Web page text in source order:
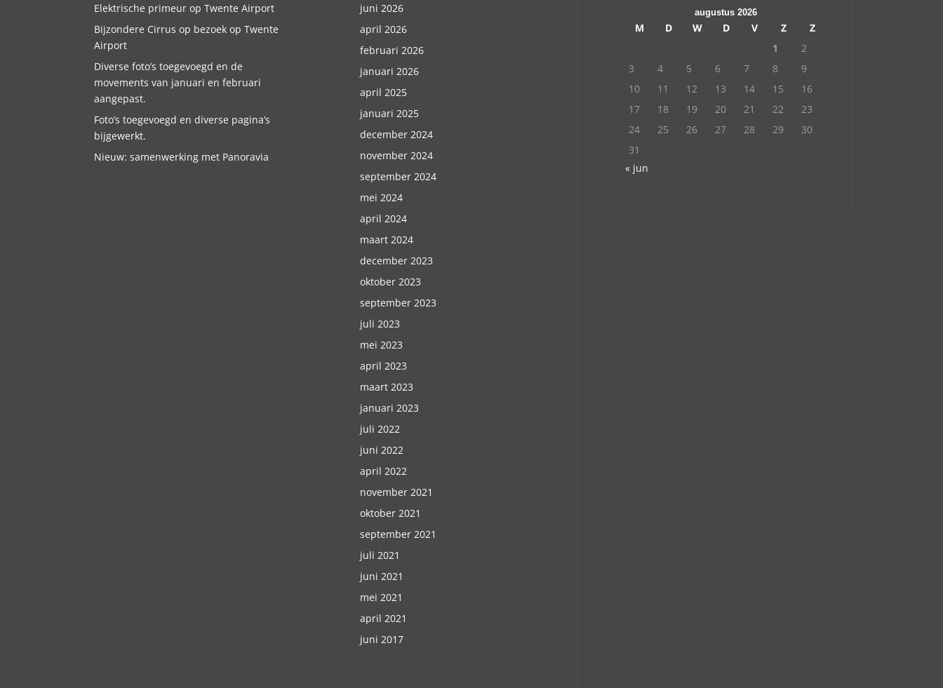
Elektrische primeur op Twente Airport
Bijzondere Cirrus op bezoek op Twente
Airport
Diverse foto’s toegevoegd en de
movements van januari en februari
aangepast.
Foto’s toegevoegd en diverse pagina’s
bijgewerkt.
Nieuw: samenwerking met Panoravia
juni 2026
april 2026
februari 2026
januari 2026
april 2025
januari 2025
december 2024
november 2024
september 2024
mei 2024
april 2024
maart 2024
december 2023
oktober 2023
september 2023
juli 2023
mei 2023
april 2023
maart 2023
januari 2023
juli 2022
juni 2022
april 2022
november 2021
oktober 2021
september 2021
juli 2021
juni 2021
mei 2021
april 2021
juni 2017
augustus 2026
M D W D V Z
Z
1
2
3
4 5 6 7 8
9
10
11 12 13 14 15
16
17
18 19 20 21 22
23
24
25 26 27 28 29
30
31
« jun